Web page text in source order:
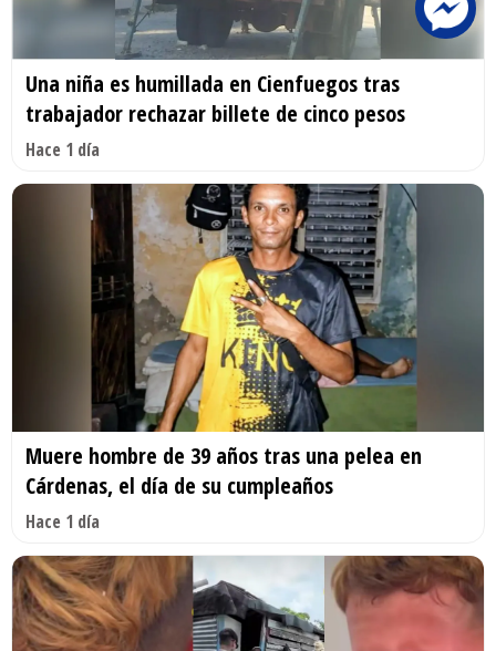
Una niña es humillada en Cienfuegos tras
trabajador rechazar billete de cinco pesos
Hace 1 día
Muere hombre de 39 años tras una pelea en
Cárdenas, el día de su cumpleaños
Hace 1 día